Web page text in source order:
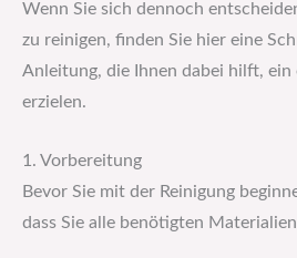
Wenn Sie sich dennoch
zu reinigen, finden Sie hier eine
Anleitung, die Ihnen dabei hilft, ein
erzielen.
1. Vorbereitung
Bevor Sie mit der Reinigung
dass Sie alle benötigten